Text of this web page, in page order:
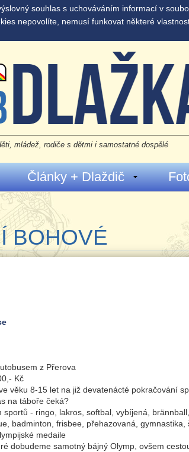
souhlas s uchováváním informací v
nepovolíte, nemusí funkovat některé
mládež, rodiče s dětmi i samostatné dospělé
Články + Dlaždič
BOHOVÉ
z Přerova
Kč
věku 8-15 let na již devatenácté pokračování
na táboře čeká?
- ringo, lakros, softbal, vybíjená,
badminton, frisbee, přehazovaná, gymnastika,
medaile
dobudeme samotný bájný Olymp, ovšem